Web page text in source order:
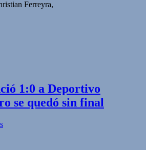
Ferreyra,
1:0 a Deportivo
se quedó sin final